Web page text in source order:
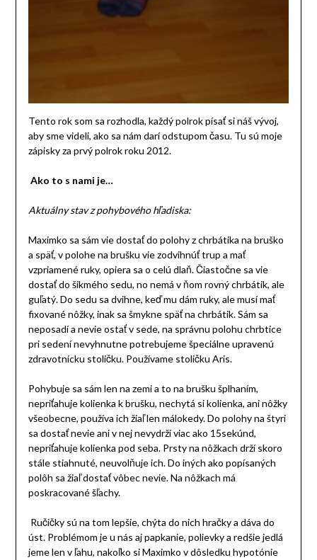
Tento rok som sa rozhodla, každý polrok písať si náš vývoj,
aby sme videli, ako sa nám darí odstupom času. Tu sú moje
zápisky za prvý polrok roku 2012.
Ako to s nami je…
Aktuálny stav z pohybového hľadiska:
Maximko sa sám vie dostať do polohy z chrbátika na bruško
a späť, v polohe na brušku vie zodvihnúť trup a mať
vzpriamené ruky, opiera sa o celú dlaň. Čiastočne sa vie
dostať do šikmého sedu, no nemá v ňom rovný chrbátik, ale
guľatý. Do sedu sa dvihne, keď mu dám ruky, ale musí mať
fixované nôžky, inak sa šmykne späť na chrbátik. Sám sa
neposadí a nevie ostať v sede, na správnu polohu chrbtice
pri sedení nevyhnutne potrebujeme špeciálne upravenú
zdravotnícku stoličku. Používame stoličku Aris.
Pohybuje sa sám len na zemi a to na brušku šplhaním,
nepriťahuje kolienka k brušku, nechytá si kolienka, ani nôžky
všeobecne, používa ich žiaľ len málokedy. Do polohy na štyri
sa dostať nevie ani v nej nevydrží viac ako 15sekúnd,
nepriťahuje kolienka pod seba. Prsty na nôžkach drží skoro
stále stiahnuté, neuvolňuje ich. Do iných ako popísaných
polôh sa žiaľ dostať vôbec nevie. Na nôžkach má
poskracované šľachy.
Ručičky sú na tom lepšie, chýta do nich hračky a dáva do
úst. Problémom je u nás aj papkanie, polievky a redšie jedlá
jeme len v ľahu, nakoľko si Maximko v dôsledku hypotónie